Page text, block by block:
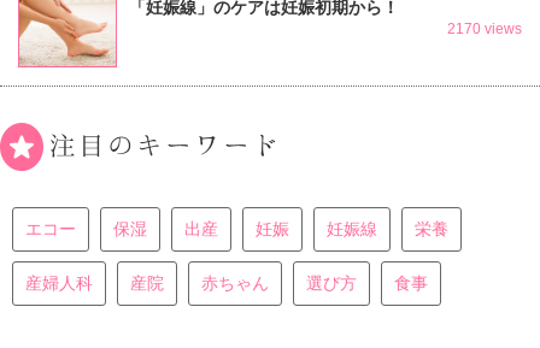
「妊娠線」のケアは妊娠初期から！
2170 views
エコー 保湿 出産 妊娠 妊娠線 栄養
産婦人科 産院 赤ちゃん 選び方 食事